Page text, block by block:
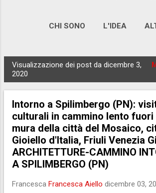
CHI SONO L'IDEA
o
Visualizzazione dei post da dicembre 3,
2020
Intorno a Spilimbergo (PN):
culturali in cammino lento fuori
mura della città del Mosaico,
Gioiello d'Italia, Friuli Venezia
ARCHITETTURE-CAMMINO
A SPILIMBERGO (PN)
Francesca Francesca Aiello dicembre 03,